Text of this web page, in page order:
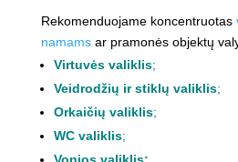
Rekomenduojame koncentruotas
namamsar pramonės objektų
Virtuvės valiklis;
Veidrodžių ir stiklų valiklis;
Orkaičių valiklis;
WC valiklis;